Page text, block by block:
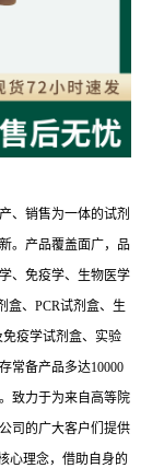
、销售为一体的试剂
。产品覆盖面广，品
、免疫学、生物医学
盒、PCR试剂盒、生
疫学试剂盒、实验
常备产品多达10000
致力于为来自高等院
司的广大客户们提供
心理念，借助自身的